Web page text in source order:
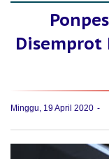
Disemprot
Minggu, 19 April 2020